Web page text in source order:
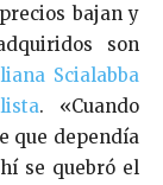
bajan y
son
Scialabba
. «Cuando
que dependía
se quebró el